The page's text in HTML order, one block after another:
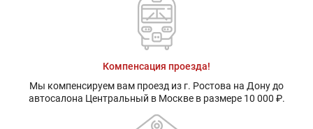
Компенсация проезда!
Мы компенсируем вам проезд из г. Ростова на Дону до
автосалона Центральный в Москве в размере 10 000 ₽.